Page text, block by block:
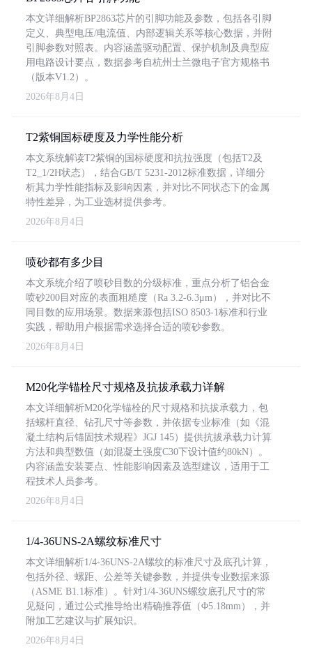
本文详细解析BP2863芯片的引脚功能及参数，包括各引脚
定义、典型电压/电流值、内部逻辑关系等核心数据，并附
引脚参数对照表。内容涵盖驱动配置、保护机制及典型应
用电路设计要点，数据参考自杭州士兰微电子官方规格书
（版本V1.2）。
2026年8月4日
T2紫铜国标硬度及力学性能分析
本文系统解读T2紫铜的国标硬度和抗拉强度（包括T2及
T2_1/2H状态），结合GB/T 5231-2012标准数据，详细分
析其力学性能指标及影响因素，并对比不同状态下的金属
特性差异，为工业选材提供参考。
2026年8月4日
喷砂都有多少目
本文系统介绍了喷砂目数的分级标准，重点分析了铝合金
喷砂200目对应的表面粗糙度（Ra 3.2-6.3μm），并对比不
同目数的应用场景。数据来源包括ISO 8503-1标准和行业
实践，帮助用户根据需求选择合适的喷砂参数。
2026年8月4日
M20化学锚栓尺寸规格及抗拔承载力详解
本文详细解析M20化学锚栓的尺寸规格和抗拔承载力，包
括螺杆直径、钻孔尺寸等参数，并依据专业标准（如《混
凝土结构后锚固技术规程》JGJ 145）提供抗拔承载力计算
方法和典型数值（如混凝土强度C30下设计值约80kN）。
内容涵盖安装要点、性能影响因素及选型建议，适用于工
程技术人员参考。
2026年8月4日
1/4-36UNS-2A螺纹标准尺寸
本文详细解析1/4-36UNS-2A螺纹的标准尺寸及底孔计算，
包括外径、螺距、公差等关键参数，并提供专业数据来源
（ASME B1.1标准）。针对1/4-36UNS螺纹底孔尺寸的常
见疑问，通过公式推导给出精确推荐值（Φ5.18mm），并
附加工艺建议与扩展知识。
2026年8月4日